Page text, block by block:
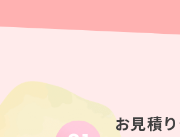
お見積